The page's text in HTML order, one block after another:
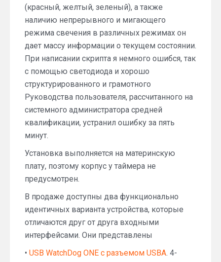
(красный, желтый, зеленый), а также
наличию непрерывного и мигающего
режима свечения в различных режимах он
дает массу информации о текущем состоянии.
При написании скрипта я немного ошибся, так
с помощью светодиода и хорошо
структурированного и грамотного
Руководства пользователя, рассчитанного на
системного администратора средней
квалификации, устранил ошибку за пять
минут.
Установка выполняется на материнскую
плату, поэтому корпус у таймера не
предусмотрен.
В продаже доступны два функционально
идентичных варианта устройства, которые
отличаются друг от друга входными
интерфейсами. Они представлены
• USB WatchDog ONE с разъемом USBA. 4-